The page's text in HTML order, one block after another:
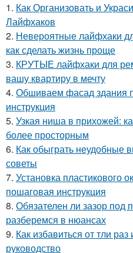
1. Как Организовать и
Лайфхаков
2. Невероятные лайфхаки
как сделать жизнь проще
3. КРУТЫЕ лайфхаки для
вашу квартиру в мечту
4. Обшиваем фасад здания
инструкция
5. Узкая ниша в прихожей:
более просторным
6. Как обыграть неудобные
советы
7. Установка пластикового
пошаговая инструкция
8. Обязателен ли зазор
разберемся в нюансах
9. Как избавиться от тли
руководство